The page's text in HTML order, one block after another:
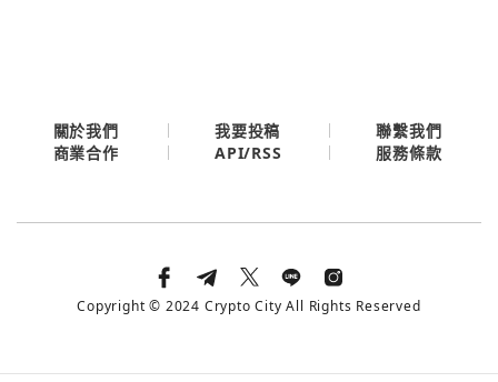
關於我們 我要投稿
聯繫我們
商業合作
API/RSS 服務條款
Copyright © 2024 Crypto City All Rights Reserved